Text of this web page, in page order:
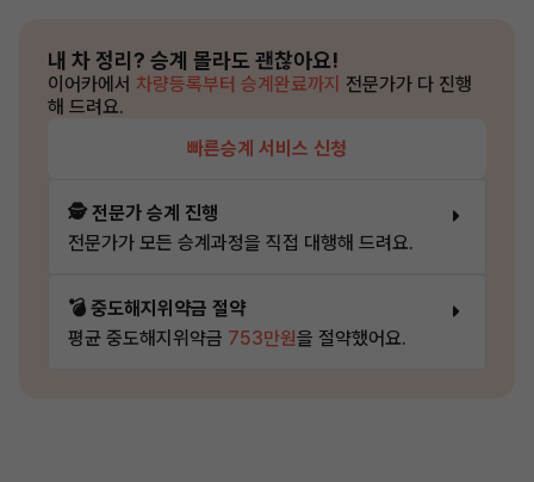
내 차 정리? 승계 몰라도 괜찮아요!
이어카에서 차량등록부터 승계완료까지 전문가가 다 진행
해 드려요.
빠른승계 서비스 신청
🕵️ 전문가 승계 진행
전문가가 모든 승계과정을 직접 대행해 드려요.
💣 중도해지위약금 절약
평균 중도해지위약금 753만원을 절약했어요.